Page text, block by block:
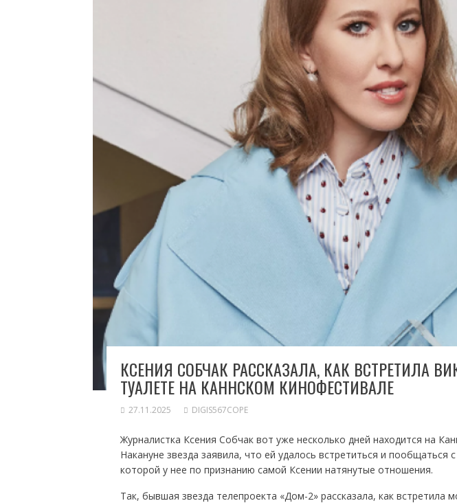
КСЕНИЯ СОБЧАК РАССКАЗАЛА, КАК ВСТРЕТИЛА
ТУАЛЕТЕ НА КАННСКОМ КИНОФЕСТИВАЛЕ
27.11.2025 DIGIS567COPE
Журналистка Ксения Собчак вот уже несколько дней находится на
Накануне звезда заявила, что ей удалось встретиться и пообщаться
которой у нее по признанию самой Ксении натянутые отношения.
Так, бывшая звезда телепроекта «Дом-2» рассказала, как встретила